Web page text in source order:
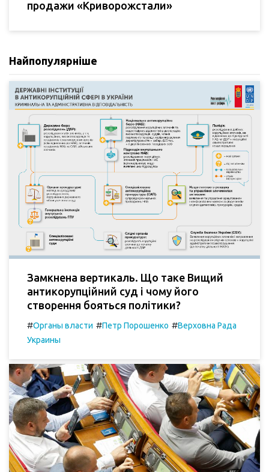
продажи «Криворожстали»
Найпопулярніше
Замкнена вертикаль. Що таке Вищий
антикорупційний суд і чому його
створення бояться політики?
#Органы власти #Петр Порошенко #Верховна Рада
Украины